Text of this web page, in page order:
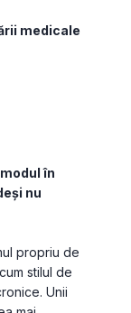
medicale
în
nu
propriu de
stilul de
Unii